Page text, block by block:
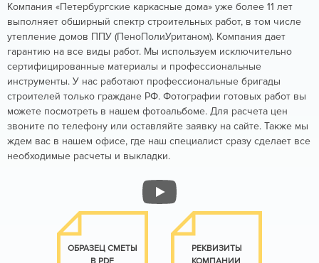
Компания «Петербургские каркасные дома» уже более 11 лет
выполняет обширный спектр строительных работ, в том числе
утепление домов ППУ (ПеноПолиУританом). Компания дает
гарантию на все виды работ. Мы используем исключительно
сертифицированные материалы и профессиональные
инструменты. У нас работают профессиональные бригады
строителей только граждане РФ. Фотографии готовых работ вы
можете посмотреть в нашем фотоальбоме. Для расчета цен
звоните по телефону или оставляйте заявку на сайте. Также мы
ждем вас в нашем офисе, где наш специалист сразу сделает все
необходимые расчеты и выкладки.
ОБРАЗЕЦ СМЕТЫ
РЕКВИЗИТЫ